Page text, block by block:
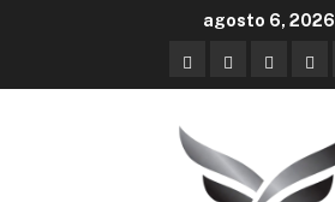
agosto 6, 2026